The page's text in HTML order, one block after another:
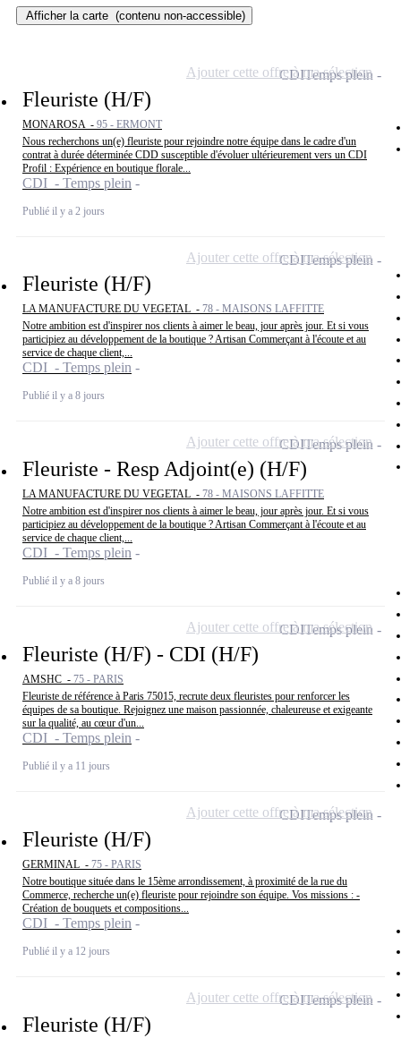
Afficher la carte (contenu non-accessible)
Fleuriste (H/F)
MONAROSA - 95 - ERMONT
Nous recherchons un(e) fleuriste pour rejoindre notre équipe dans le cadre d'un
contrat à durée déterminée CDD susceptible d'évoluer ultérieurement vers un CDI
Profil : Expérience en boutique florale...
CDI - Temps plein
Publié il y a 2 jours
CDITemps plein
Ajouter cette offre à ma sélection
Fleuriste (H/F)
LA MANUFACTURE DU VEGETAL - 78 - MAISONS LAFFITTE
Notre ambition est d'inspirer nos clients à aimer le beau, jour après jour. Et si vous
participiez au développement de la boutique ? Artisan Commerçant à l'écoute et au
service de chaque client,...
CDI - Temps plein
Publié il y a 8 jours
CDITemps plein
Ajouter cette offre à ma sélection
Fleuriste - Resp Adjoint(e) (H/F)
LA MANUFACTURE DU VEGETAL - 78 - MAISONS LAFFITTE
Notre ambition est d'inspirer nos clients à aimer le beau, jour après jour. Et si vous
participiez au développement de la boutique ? Artisan Commerçant à l'écoute et au
service de chaque client,...
CDI - Temps plein
Publié il y a 8 jours
CDITemps plein
Ajouter cette offre à ma sélection
Fleuriste (H/F) - CDI (H/F)
AMSHC - 75 - PARIS
Fleuriste de référence à Paris 75015, recrute deux fleuristes pour renforcer les
équipes de sa boutique. Rejoignez une maison passionnée, chaleureuse et exigeante
sur la qualité, au cœur d'un...
CDI - Temps plein
Publié il y a 11 jours
CDITemps plein
Ajouter cette offre à ma sélection
Fleuriste (H/F)
GERMINAL - 75 - PARIS
Notre boutique située dans le 15ème arrondissement, à proximité de la rue du
Commerce, recherche un(e) fleuriste pour rejoindre son équipe. Vos missions : -
Création de bouquets et compositions...
CDI - Temps plein
Publié il y a 12 jours
CDITemps plein
Ajouter cette offre à ma sélection
Fleuriste (H/F)
CDITemps plein
Ajouter cette offre à ma sélection